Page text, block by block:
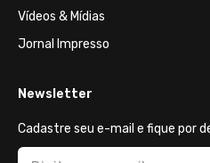
Vídeos & Mídias
Jornal Impresso
Newsletter
Cadastre seu e-mail e fique por